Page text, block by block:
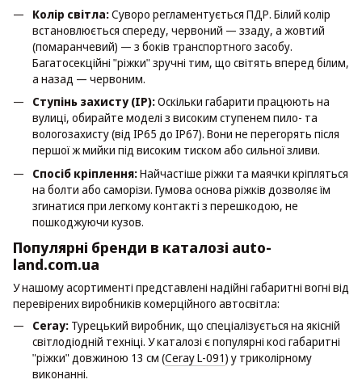
Колір світла:Суворо регламентується ПДР. Білий колір
встановлюється спереду, червоний — ззаду, а жовтий
(помаранчевий) — з боків транспортного засобу.
Багатосекційні "ріжки" зручні тим, що світять вперед білим,
а назад — червоним.
Ступінь захисту (IP):Оскільки габарити працюють на
вулиці, обирайте моделі з високим ступенем пило- та
вологозахисту (від IP65 до IP67). Вони не перегорять після
першої ж мийки під високим тиском або сильної зливи.
Спосіб кріплення:Найчастіше ріжки та маячки кріпляться
на болти або саморізи. Гумова основа ріжків дозволяє їм
згинатися при легкому контакті з перешкодою, не
пошкоджуючи кузов.
Популярні бренди в каталозі auto-
land.com.ua
У нашому асортименті представлені надійні габаритні вогні від
перевірених виробників комерційного автосвітла:
Ceray: Турецький виробник, що спеціалізується на якісній
світлодіодній техніці. У каталозі є популярні косі габаритні
"ріжки" довжиною 13 см (Ceray L-091) у триколірному
виконанні.